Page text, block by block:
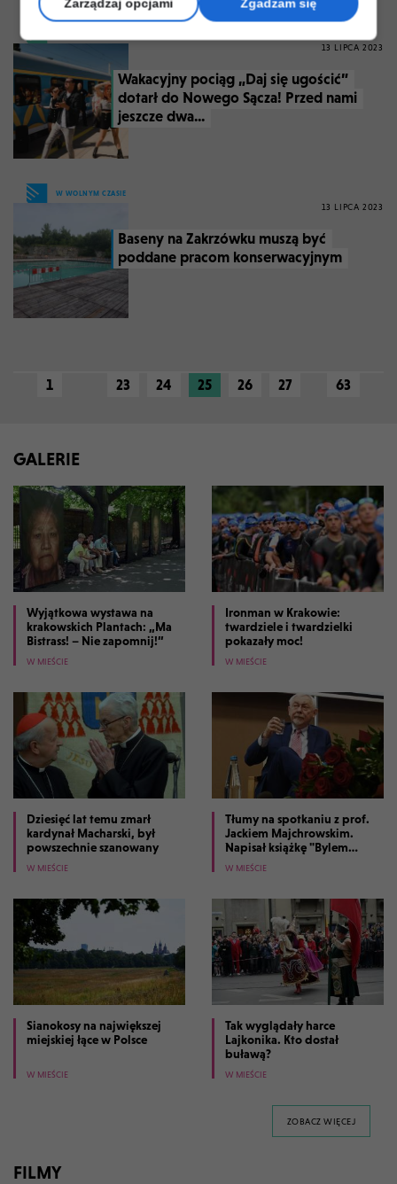
13 LIPCA 2023
Wakacyjny pociąg „Daj się ugościć”
dotarł do Nowego Sącza! Przed nami
jeszcze dwa...
W WOLNYM CZASIE
13 LIPCA 2023
Baseny na Zakrzówku muszą być
poddane pracom konserwacyjnym
1 23 24 25 26 27 63
FILMY
GALERIE
Wyjątkowa wystawa na
krakowskich Plantach: „Ma
Bistrass! – Nie zapomnij!”
W MIEŚCIE
Ironman w Krakowie:
twardziele i twardzielki
pokazały moc!
W MIEŚCIE
Dziesięć lat temu zmarł
kardynał Macharski, był
powszechnie szanowany
W MIEŚCIE
Tłumy na spotkaniu z prof.
Jackiem Majchrowskim.
Napisał książkę "Bylem
prezydentem Krakowa"
W MIEŚCIE
Sianokosy na największej
miejskiej łące w Polsce
W MIEŚCIE
Tak wyglądały harce
Lajkonika. Kto dostał
buławą?
W MIEŚCIE
ZOBACZ WIĘCEJGALERII